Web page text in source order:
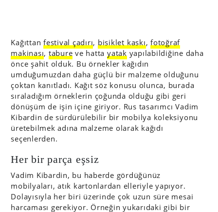
Kağıttanfestival çadırı, bisiklet kaskı,fotoğraf
makinası, tabure ve hatta yatak yapılabildiğine daha
önce şahit olduk. Bu örnekler kağıdın
umduğumuzdan daha güçlü bir malzeme olduğunu
çoktan kanıtladı. Kağıt söz konusu olunca, burada
sıraladığım örneklerin çoğunda olduğu gibi geri
dönüşüm de işin içine giriyor. Rus tasarımcı Vadim
Kibardin de sürdürülebilir bir mobilya koleksiyonu
üretebilmek adına malzeme olarak kağıdı
seçenlerden.
Her bir parça eşsiz
Vadim Kibardin, bu haberde gördüğünüz
mobilyaları, atık kartonlardan elleriyle yapıyor.
Dolayısıyla her biri üzerinde çok uzun süre mesai
harcaması gerekiyor. Örneğin yukarıdaki gibi bir